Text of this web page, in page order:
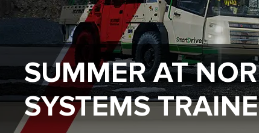
SUMMER AT
SYSTEMS